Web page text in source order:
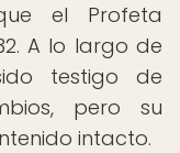
el Profeta
A lo largo de
testigo de
pero su
intacto.